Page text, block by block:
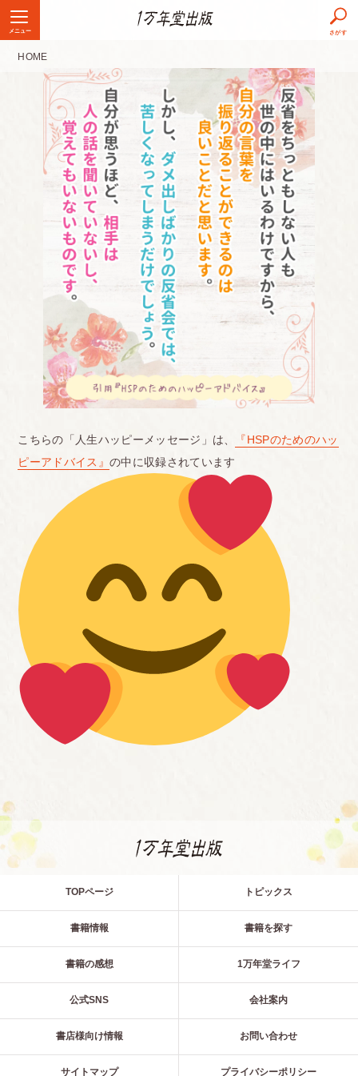
メニュー さがす
HOME
こちらの「人生ハッピーメッセージ」は、
『HSPのためのハッ
ピーアドバイス』 の中に収録されています
TOPページ トピックス
書籍情報 書籍を探す
書籍の感想 1万年堂ライフ
公式SNS 会社案内
書店様向け情報 お問い合わせ
サイトマップ プライバシーポリシー